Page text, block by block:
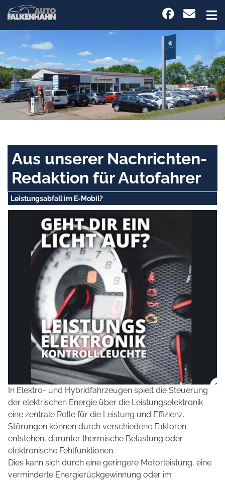
Aus unserer Nachrichten-
Redaktion für Autofahrer
Leistungsabfall im E-Mobil?
In Elektro- und Hybridfahrzeugen spielt die Steuerung
der elektrischen Energie über die Leistungselektronik
eine zentrale Rolle für die Leistung und Effizienz.
Störungen können durch verschiedene Faktoren
entstehen, darunter thermische Belastung oder
elektronische Fehlfunktionen.
Dies kann sich durch eine geringere Motorleistung, eine
verminderte Energierückgewinnung oder im